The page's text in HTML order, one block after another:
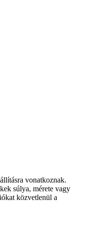
vonatkoznak.
súlya, mérete vagy
közvetlenül a